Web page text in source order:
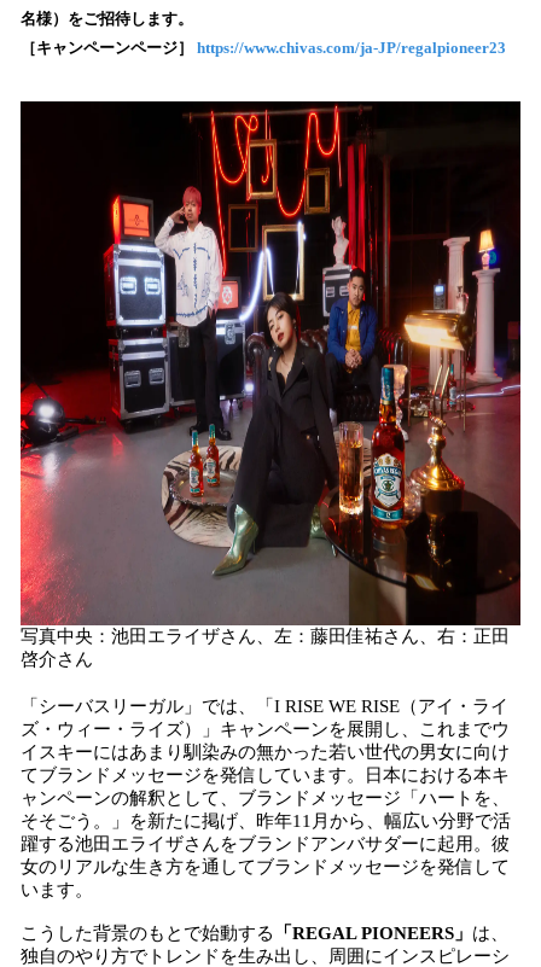
名様）をご招待します。
［キャンペーンページ］ https://www.chivas.com/ja-JP/regalpioneer23
写真中央：池田エライザさん、左：藤田佳祐さん、右：正田
啓介さん
「シーバスリーガル」では、「I RISE WE RISE（アイ・ライ
ズ・ウィー・ライズ）」キャンペーンを展開し、これまでウ
イスキーにはあまり馴染みの無かった若い世代の男女に向け
てブランドメッセージを発信しています。日本における本キ
ャンペーンの解釈として、ブランドメッセージ「ハートを、
そそごう。」を新たに掲げ、昨年11月から、幅広い分野で活
躍する池田エライザさんをブランドアンバサダーに起用。彼
女のリアルな生き方を通してブランドメッセージを発信して
います。
こうした背景のもとで始動する 「REGAL PIONEERS」 は、
独自のやり方でトレンドを生み出し、周囲にインスピレーシ